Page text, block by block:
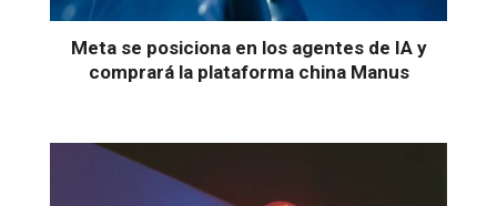
Meta se posiciona en los agentes de IA y
comprará la plataforma china Manus